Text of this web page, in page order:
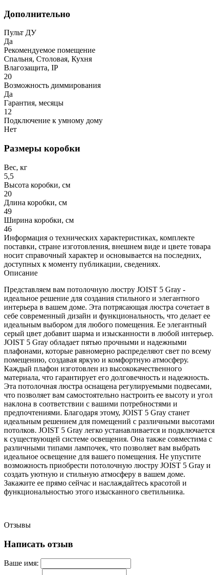
Дополнительно
Пульт ДУ
Да
Рекомендуемое помещение
Спальня, Столовая, Кухня
Влагозащита, IP
20
Возможность диммирования
Да
Гарантия, месяцы
12
Подключение к умному дому
Нет
Размеры коробки
Вес, кг
5,5
Высота коробки, см
20
Длина коробки, см
49
Ширина коробки, см
46
Информация о технических характеристиках, комплекте
поставки, стране изготовления, внешнем виде и цвете товара
носит справочный характер и основывается на последних,
доступных к моменту публикации, сведениях.
Описание
Представляем вам потолочную люстру JOIST 5 Gray -
идеальное решение для создания стильного и элегантного
интерьера в вашем доме. Эта потрясающая люстра сочетает в
себе современный дизайн и функциональность, что делает ее
идеальным выбором для любого помещения. Ее элегантный
серый цвет добавит шарма и изысканности в любой интерьер.
JOIST 5 Gray обладает пятью прочными и надежными
плафонами, которые равномерно распределяют свет по всему
помещению, создавая яркую и комфортную атмосферу.
Каждый плафон изготовлен из высококачественного
материала, что гарантирует его долговечность и надежность.
Эта потолочная люстра оснащена регулируемыми подвесами,
что позволяет вам самостоятельно настроить ее высоту и угол
наклона в соответствии с вашими потребностями и
предпочтениями. Благодаря этому, JOIST 5 Gray станет
идеальным решением для помещений с различными высотами
потолков. JOIST 5 Gray легко устанавливается и подключается
к существующей системе освещения. Она также совместима с
различными типами лампочек, что позволяет вам выбрать
идеальное освещение для вашего помещения. Не упустите
возможность приобрести потолочную люстру JOIST 5 Gray и
создать уютную и стильную атмосферу в вашем доме.
Закажите ее прямо сейчас и наслаждайтесь красотой и
функциональностью этого изысканного светильника.
Отзывы
Написать отзыв
Ваше имя: